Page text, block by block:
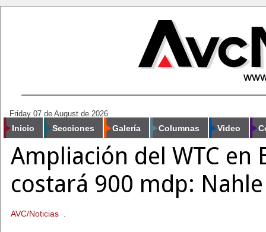
Friday 07 de August de 2026
Inicio Secciones Galería Columnas Video
Ampliación del WTC en
costará 900 mdp: Nahle
AVC/Noticias .